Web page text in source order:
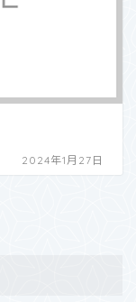
2024年1月27日